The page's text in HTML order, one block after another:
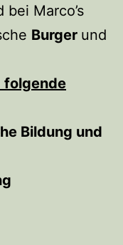
bei Marco’s
Burger und
folgende
Bildung und